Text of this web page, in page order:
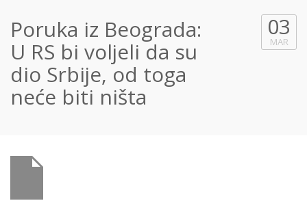
Poruka iz Beograda:
U RS bi voljeli da su
dio Srbije, od toga
neće biti ništa
03
MAR